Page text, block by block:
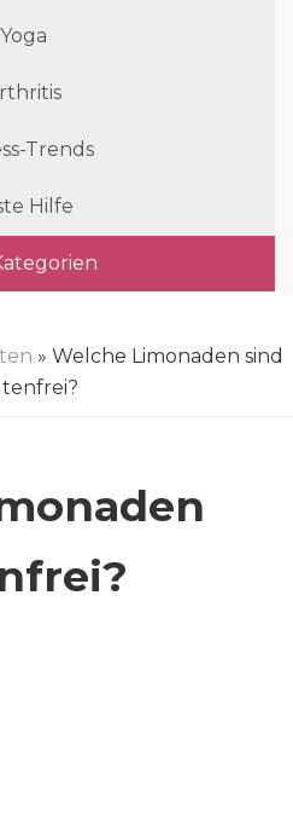
Yoga
Trends
Hilfe
» Welche Limonaden sind